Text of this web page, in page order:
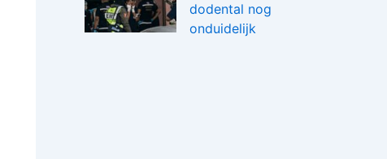
dodental nog
onduidelijk